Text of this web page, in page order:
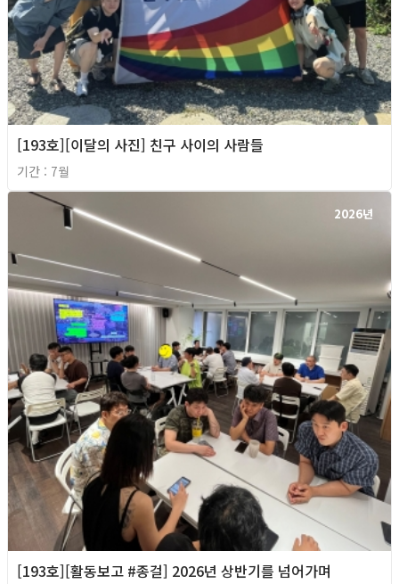
[193호][이달의 사진] 친구 사이의 사람들
기간 : 7월
2026년
[193호][활동보고 #종걸] 2026년 상반기를 넘어가며